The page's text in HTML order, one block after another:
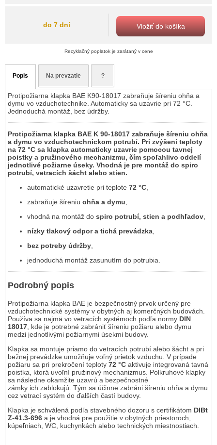
do 7 dní Vložiť do košíka
Recyklačný poplatok je zarátaný v cene
Popis Na prevzatie ?
Protipožiarna klapka BAE K90-18017 zabraňuje šíreniu ohňa a
dymu vo vzduchotechnike. Automaticky sa uzavrie pri 72 °C.
Jednoduchá montáž, bez údržby.
Protipožiarna klapka BAE K 90-18017 zabraňuje šíreniu ohňa
a dymu vo vzduchotechnickom potrubí. Pri zvýšení teploty
na 72 °C sa klapka automaticky uzavrie pomocou tavnej
poistky a pružinového mechanizmu, čím spoľahlivo oddelí
jednotlivé požiarne úseky. Vhodná je pre montáž do spiro
potrubí, vetracích šácht alebo stien.
automatické uzavretie pri teplote 72 °C
zabraňuje šíreniu ohňa a dymu
vhodná na montáž do spiro potrubí, stien a podhľadov
nízky tlakový odpor a tichá prevádzka
bez potreby údržby
jednoduchá montáž zasunutím do potrubia.
Podrobný popis
Protipožiarna klapka BAE je bezpečnostný prvok určený pre
vzduchotechnické systémy v obytných aj komerčných budovách.
Používa sa najmä vo vetracích systémoch podľa normy DIN
18017 , kde je potrebné zabrániť šíreniu požiaru alebo dymu
medzi jednotlivými požiarnymi úsekmi budovy.
Klapka sa montuje priamo do vetracích potrubí alebo šácht a pri
bežnej prevádzke umožňuje voľný prietok vzduchu. V prípade
požiaru sa pri prekročení teploty 72 °C aktivuje integrovaná tavná
poistka, ktorá uvoľní pružinový mechanizmus. Polkruhové klapky
sa následne okamžite uzavrú a bezpečnostné
zámky ich zablokujú. Tým sa účinne zabráni šíreniu ohňa a dymu
cez vetrací systém do ďalších častí budovy.
Klapka je schválená podľa stavebného dozoru s certifikátom DIBt
Z-41.3-696 a je vhodná pre použitie v obytných priestoroch,
kúpeľniach, WC, kuchynkách alebo technických miestnostiach.